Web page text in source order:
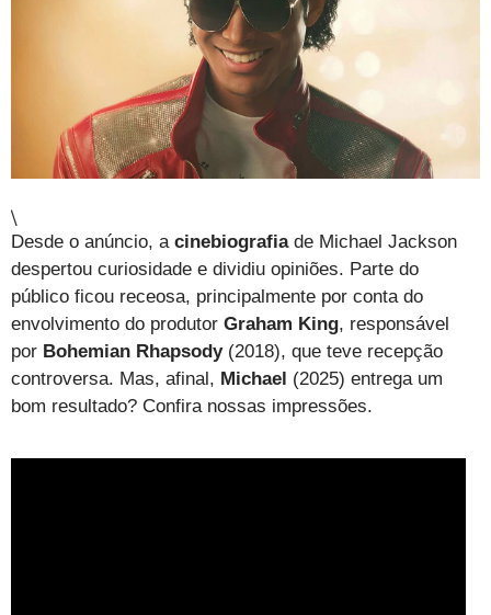
\
Desde o anúncio, a cinebiografiade Michael Jackson
despertou curiosidade e dividiu opiniões. Parte do
público ficou receosa, principalmente por conta do
envolvimento do produtor Graham King, responsável
por Bohemian Rhapsody(2018), que teve recepção
controversa. Mas, afinal, Michael (2025) entrega um
bom resultado? Confira nossas impressões.